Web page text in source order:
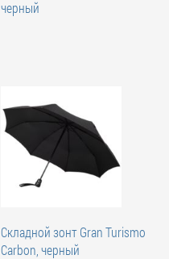
черный
Складной зонт Gran Turismo
Carbon, черный